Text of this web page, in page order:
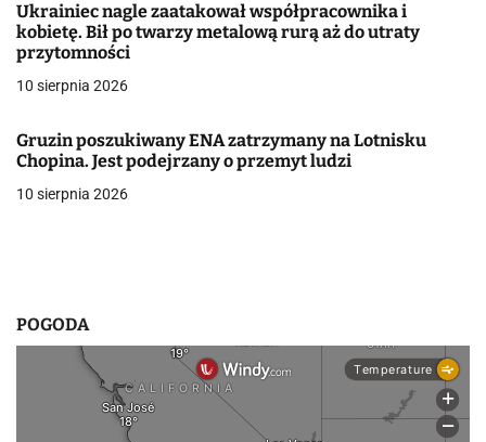
w
p
s
u
Ukrainiec nagle zaatakował współpracownika i
kobietę. Bił po twarzy metalową rurą aż do utraty
przytomności
10 sierpnia 2026
Gruzin poszukiwany ENA zatrzymany na Lotnisku
Chopina. Jest podejrzany o przemyt ludzi
10 sierpnia 2026
POGODA